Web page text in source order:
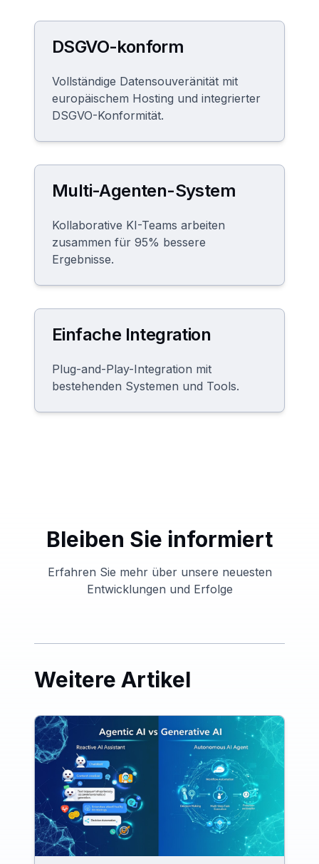
DSGVO-konform
Vollständige Datensouveränität mit
europäischem Hosting und integrierter
DSGVO-Konformität.
Multi-Agenten-System
Kollaborative KI-Teams arbeiten
zusammen für 95% bessere
Ergebnisse.
Einfache Integration
Plug-and-Play-Integration mit
bestehenden Systemen und Tools.
Bleiben Sie informiert
Erfahren Sie mehr über unsere neuesten
Entwicklungen und Erfolge
Weitere Artikel